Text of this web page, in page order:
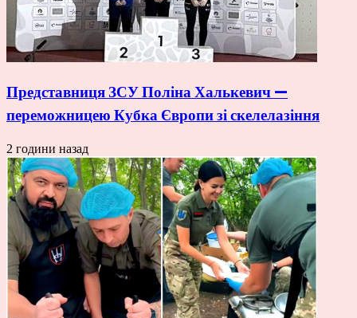
Представниця ЗСУ Поліна Халькевич —
переможницею Кубка Європи зі скелелазіння
2 години назад